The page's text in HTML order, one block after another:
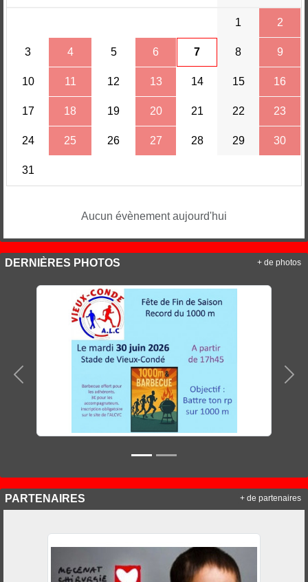
1 2
3 4 5 6 7 8 9
10 11 12 13 14 15 16
17 18 19 20 21 22 23
24 25 26 27 28 29 30
31
Aucun évènement aujourd'hui
DERNIÈRES PHOTOS
Précedent
+ de photos
PARTENAIRES + de partenaires